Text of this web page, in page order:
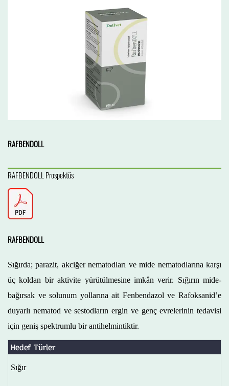
RAFBENDOLL
RAFBENDOLL Prospektüs
RAFBENDOLL
Sığırda; parazit, akciğer nematodları ve mide nematodlarına karşı
üç koldan bir aktivite yürütülmesine imkân verir. Sığırın mide-
bağırsak ve solunum yollarına ait Fenbendazol ve Rafoksanid’e
duyarlı nematod ve sestodların ergin ve genç evrelerinin tedavisi
için geniş spektrumlu bir antihelmintiktir.
Hedef Türler
Sığır